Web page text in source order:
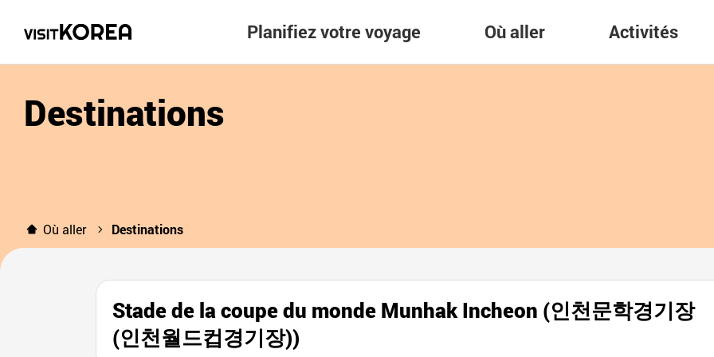
Planifiez votre voyage Où aller Activités
Destinations
Où aller Destinations
Stade de la coupe du monde Munhak Incheon (인천문학경기장
(인천월드컵경기장))